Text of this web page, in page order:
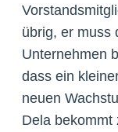
übrig, er muss
Unternehmen
dass ein
neuen
Dela bekommt